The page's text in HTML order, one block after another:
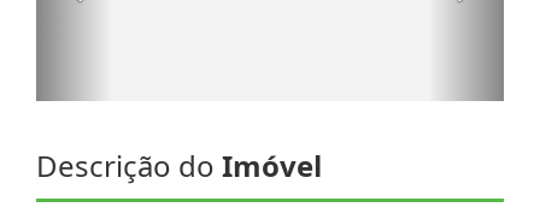
Descrição do Imóvel